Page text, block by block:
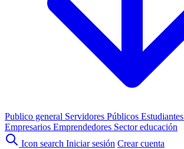
Publico general Servidores Públicos Estudiantes
Empresarios Emprendedores Sector educación
Icon search Iniciar sesión Crear cuenta